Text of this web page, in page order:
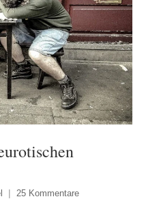
25 Kommentare